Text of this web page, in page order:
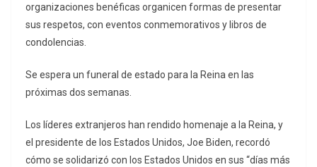
organizaciones benéficas organicen formas de presentar
sus respetos, con eventos conmemorativos y libros de
condolencias.
Se espera un funeral de estado para la Reina en las
próximas dos semanas.
Los líderes extranjeros han rendido homenaje a la Reina, y
el presidente de los Estados Unidos, Joe Biden, recordó
cómo se solidarizó con los Estados Unidos en sus “días más